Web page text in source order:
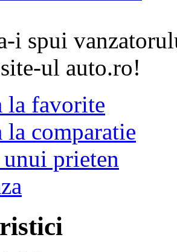
i spui
ul auto.ro!
la favorite
la comparatie
prieten